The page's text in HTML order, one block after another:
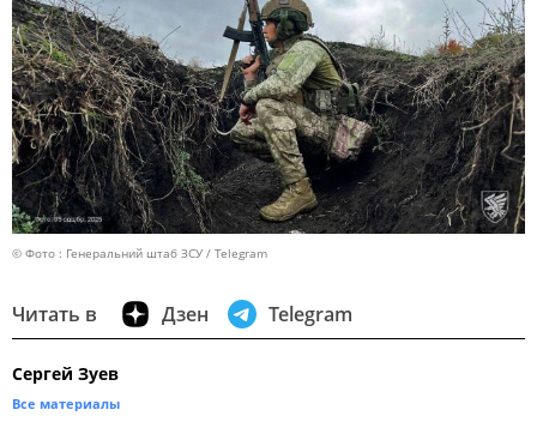
© Фото : Генеральний штаб ЗСУ / Telegram
Читать в Дзен Telegram
Сергей Зуев
Все материалы